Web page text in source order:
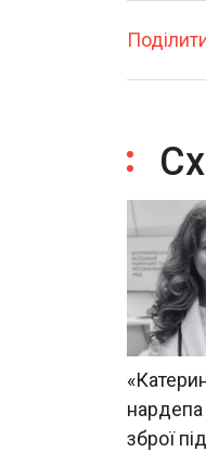
нардепа
зброї